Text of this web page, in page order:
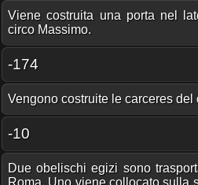
Viene costruita una porta nel
circo Massimo.
-174
Vengono costruite le carceres del
-10
Due obelischi egizi sono